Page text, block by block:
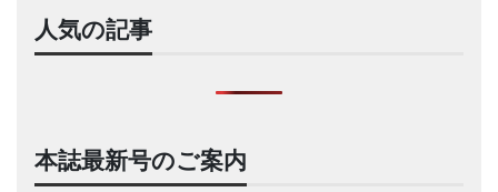
人気の記事
本誌最新号のご案内